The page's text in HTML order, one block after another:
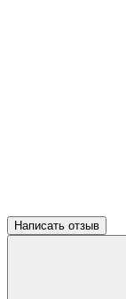
Написать отзыв